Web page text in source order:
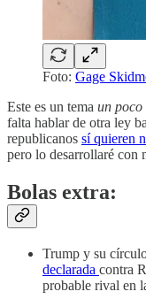
Foto: Gage
Este es un tema un poco
falta hablar de otra ley
republicanos sí quieren
pero lo desarrollaré con
Bolas extra:
Trump y su
declarada contra
probable rival en